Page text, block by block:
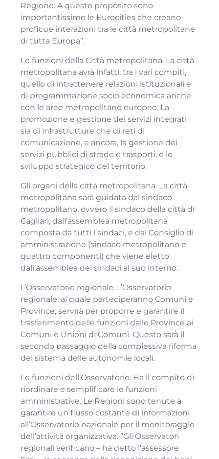
Regione. A questo proposito sono
importantissime le Eurocities che creano
proficue interazioni tra le città metropolitane
di tutta Europa”.
Le funzioni della Città metropolitana. La città
metropolitana avrà infatti, tra i vari compiti,
quello di intrattenere relazioni istituzionali e
di programmazione socio economica anche
con le aree metropolitane europee. La
promozione e gestione dei servizi integrati
sia di infrastrutture che di reti di
comunicazione, e ancora, la gestione dei
servizi pubblici di strade e trasporti, e lo
sviluppo strategico del territorio.
Gli organi della città metropolitana. La città
metropolitana sarà guidata dal sindaco
metropolitano, ovvero il sindaco della città di
Cagliari, dall’assemblea metropolitana
composta da tutti i sindaci, e dal Consiglio di
amministrazione (sindaco metropolitano e
quattro componenti) che viene eletto
dall’assemblea dei sindaci al suo interno.
L’Osservatorio regionale. L’Osservatorio
regionale, al quale parteciperanno Comuni e
Province, servirà per proporre e garantire il
trasferimento delle funzioni dalle Province ai
Comuni e Unioni di Comuni. Questo sarà il
secondo passaggio della complessiva riforma
del sistema delle autonomie locali.
Le funzioni dell’Osservatorio. Ha il compito di
riordinare e semplificare le funzioni
amministrative. Le Regioni sono tenute a
garantire un flusso costante di informazioni
all’Osservatorio nazionale per il monitoraggio
dell’attività organizzativa. “Gli Osservatori
regionali verificano – ha detto l’assessore